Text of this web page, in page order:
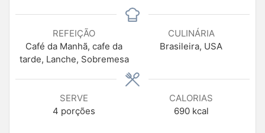
REFEIÇÃO
Café da Manhã, cafe da
tarde, Lanche, Sobremesa
CULINÁRIA
Brasileira, USA
SERVE
4 porções
CALORIAS
690 kcal